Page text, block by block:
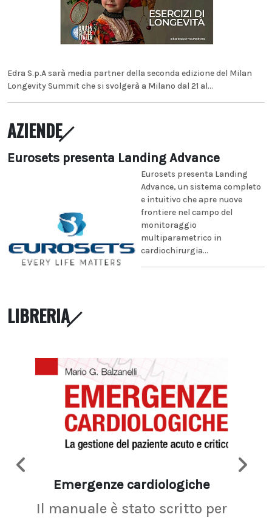
Edra S.p.A sarà media partner della seconda edizione del Milan
Longevity Summit che si svolgerà a Milano dal 21 al...
AZIENDE
Eurosets presenta Landing Advance
Eurosets presenta Landing
Advance, un sistema completo
e intuitivo che apre nuove
frontiere nel campo del
monitoraggio
multiparametrico in
cardiochirurgia...
LIBRERIA
Emergenze cardiologiche
Il manuale è stato scritto per